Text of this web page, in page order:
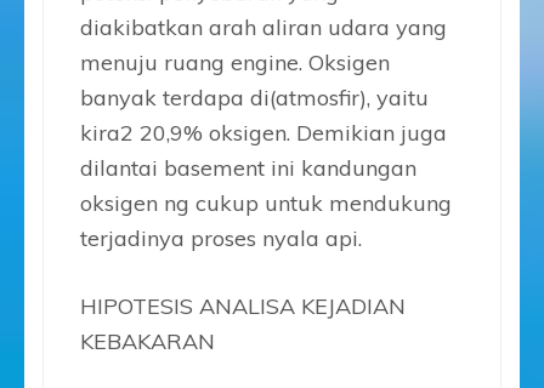
diakibatkan arah aliran udara yang
menuju ruang engine. Oksigen
banyak terdapa di(atmosfir), yaitu
kira2 20,9% oksigen. Demikian juga
dilantai basement ini kandungan
oksigen ng cukup untuk mendukung
terjadinya proses nyala api.
HIPOTESIS ANALISA KEJADIAN
KEBAKARAN